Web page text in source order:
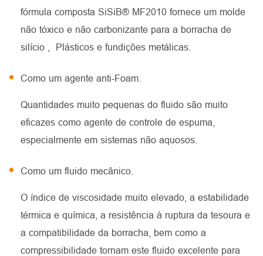
fórmula composta SiSiB® MF2010 fornece um molde
não tóxico e não carbonizante para a borracha de
silício
, Plásticos e fundições metálicas.
Como um agente anti-Foam.
Quantidades muito pequenas do fluido são muito
eficazes como agente de controle de espuma,
especialmente em sistemas não aquosos.
Como um fluido mecânico.
O índice de viscosidade muito elevado, a estabilidade
térmica e química, a resistência à ruptura da tesoura e
a compatibilidade da borracha, bem como a
compressibilidade tornam este fluido excelente para